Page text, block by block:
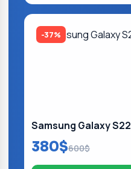
-37%
Samsung Galaxy S22
380$600$